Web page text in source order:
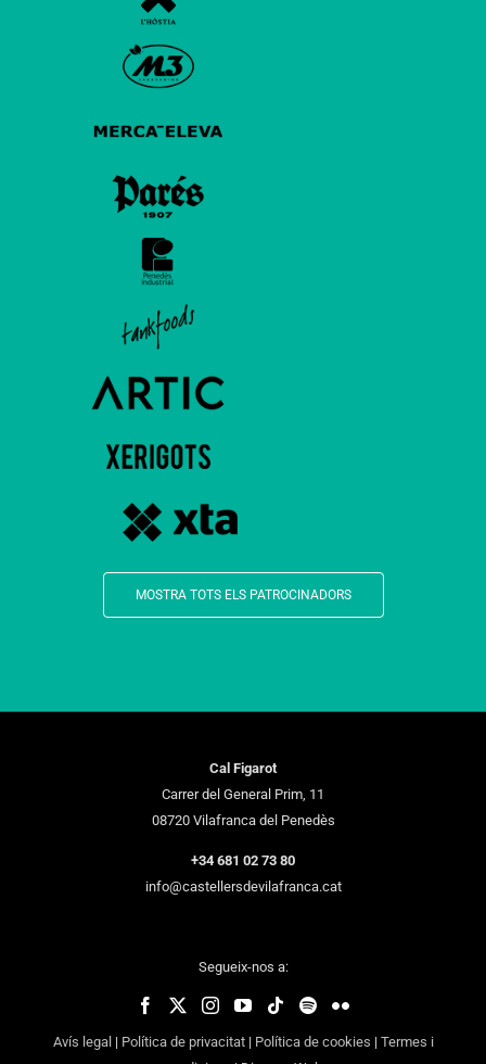
MOSTRA TOTS ELS PATROCINADORS
Cal Figarot
Carrer del General Prim, 11
08720 Vilafranca del Penedès
+34 681 02 73 80
info@castellersdevilafranca.cat
Segueix-nos a:
Avís legal | Política de privacitat| Política de cookies | Termes i